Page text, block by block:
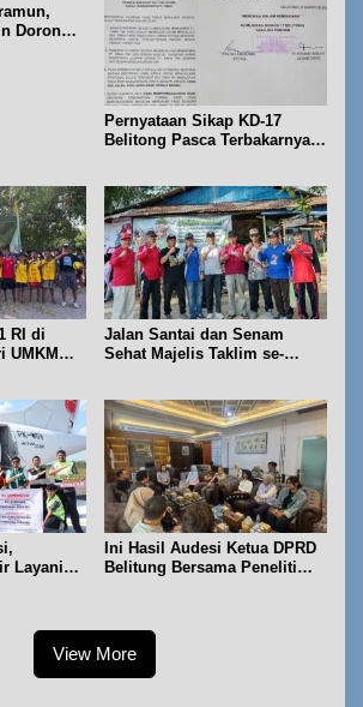
Dorong
Pernyataan Sikap KD-17
Belitong Pasca Terbakarnya
RI di
UMKM
Jalan Santai dan Senam
Sehat Majelis Taklim se-
Layani
Ini Hasil Audesi Ketua DPRD
Belitung Bersama Peneliti
View More